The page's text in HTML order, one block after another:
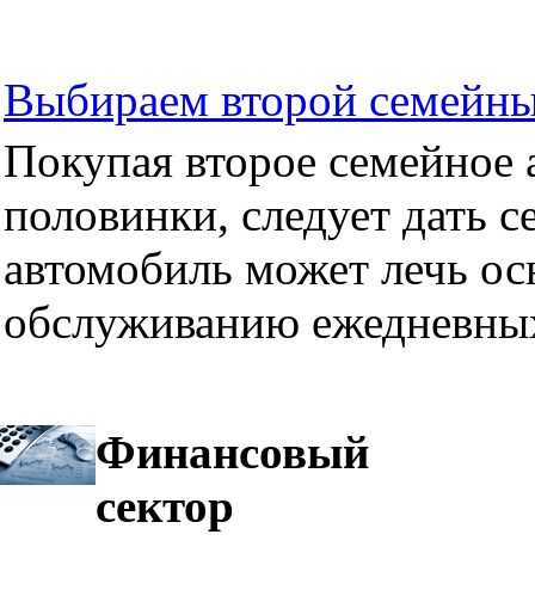
Выбираем второй
Покупая второе семейное
половинки, следует дать
автомобиль может лечь
обслуживанию
Финансовый
сектор